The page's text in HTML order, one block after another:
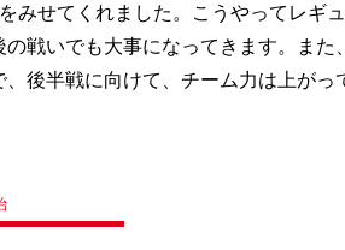
みせてくれました。こうやってレギ
戦いでも大事になってきます。また
後半戦に向けて、チーム力は上がっ